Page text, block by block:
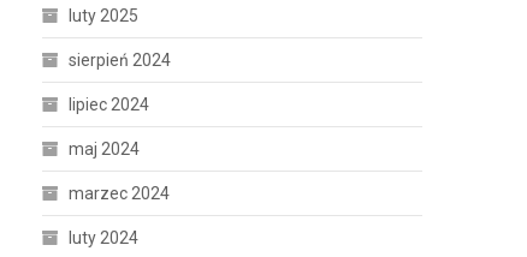
luty 2025
sierpień 2024
lipiec 2024
maj 2024
marzec 2024
luty 2024